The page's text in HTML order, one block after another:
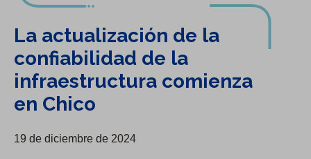
La actualización de la
confiabilidad de la
infraestructura comienza
en Chico
19 de diciembre de 2024